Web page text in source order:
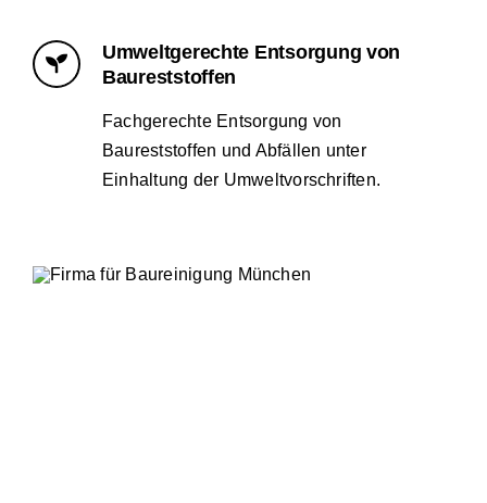
Umweltgerechte Entsorgung von
Baureststoffen
Fachgerechte Entsorgung von
Baureststoffen und Abfällen unter
Einhaltung der Umweltvorschriften.